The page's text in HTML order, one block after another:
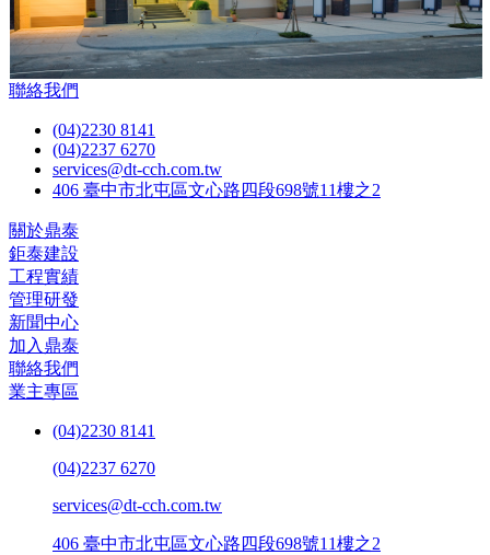
聯絡我們
(04)2230 8141
(04)2237 6270
services@dt-cch.com.tw
406 臺中市北屯區文心路四段698號11樓之2
關於鼎泰
鉅泰建設
工程實績
管理研發
新聞中心
加入鼎泰
聯絡我們
業主專區
(04)2230 8141
(04)2237 6270
services@dt-cch.com.tw
406 臺中市北屯區文心路四段698號11樓之2